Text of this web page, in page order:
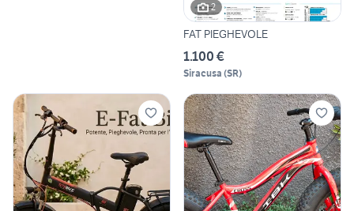
2
FAT PIEGHEVOLE
1.100 €
Siracusa (SR)